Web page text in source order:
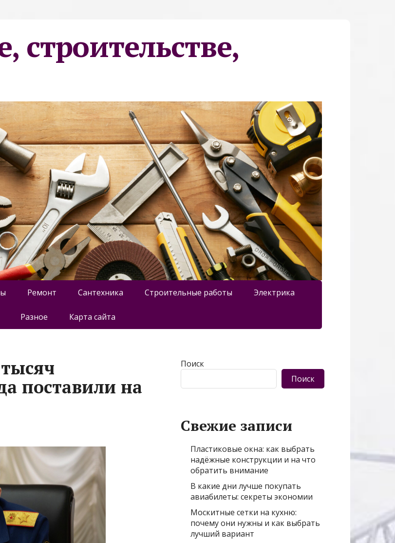
строительстве,
Ремонт Сантехника Строительные работы Электрика
Разное Карта сайта
поставили на
Поиск
Поиск
Свежие записи
Пластиковые окна: как выбрать
надёжные конструкции и на что
обратить внимание
В какие дни лучше покупать
авиабилеты: секреты экономии
Москитные сетки на кухню:
почему они нужны и как выбрать
лучший вариант